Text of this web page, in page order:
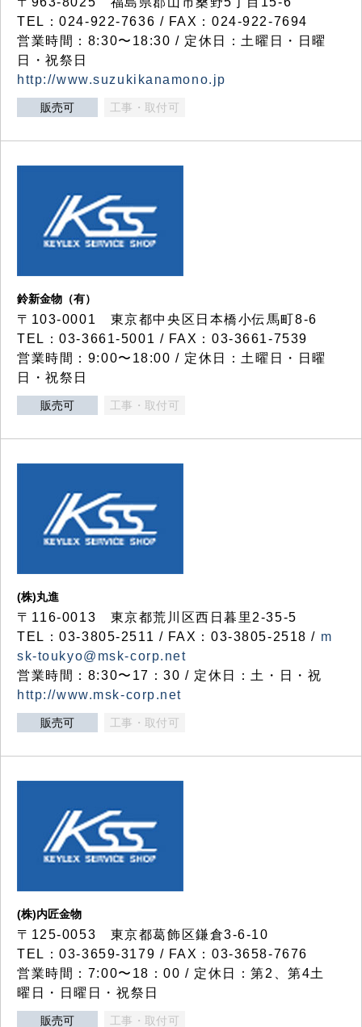
TEL：024-922-7636 / FAX：024-922-7694
営業時間：8:30〜18:30 / 定休日：土曜日・日曜
日・祝祭日
http://www.suzukikanamono.jp
販売可 工事・取付可
鈴新金物（有）
〒103-0001 東京都中央区日本橋小伝馬町8-6
TEL：03-3661-5001 / FAX：03-3661-7539
営業時間：9:00〜18:00 / 定休日：土曜日・日曜
日・祝祭日
販売可 工事・取付可
(株)丸進
〒116-0013 東京都荒川区西日暮里2-35-5
TEL：03-3805-2511 / FAX：03-3805-2518 / m
sk-toukyo@msk-corp.net
営業時間：8:30〜17：30 / 定休日：土・日・祝
http://www.msk-corp.net
販売可 工事・取付可
(株)内匠金物
〒125-0053 東京都葛飾区鎌倉3-6-10
TEL：03-3659-3179 / FAX：03-3658-7676
営業時間：7:00〜18：00 / 定休日：第2、第4土
曜日・日曜日・祝祭日
販売可 工事・取付可